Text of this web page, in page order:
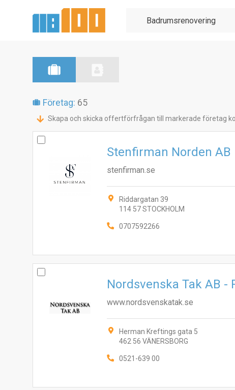
Företag: 65
Skapa och skicka offertförfrågan till markerade företag
Stenfirman Norden AB
stenfirman.se
Riddargatan 39
114 57 STOCKHOLM
0707592266
Nordsvenska Tak AB -
www.nordsvenskatak.se
Herman Kreftings gata 5
462 56 VÄNERSBORG
0521-639 00